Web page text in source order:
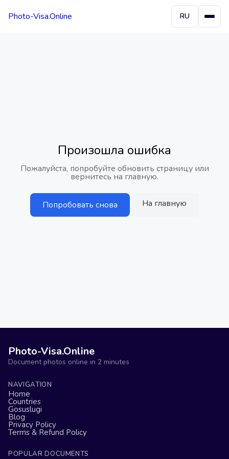
Photo-Visa.Online RU
Произошла ошибка
Пожалуйста, попробуйте обновить страницу или
вернитесь на главную.
Попробовать снова На главную
Photo-Visa.Online
Document photos online in 2 minutes
NAVIGATION
Home
Countries
Gosuslugi
Blog
Privacy Policy
Terms & Refund Policy
POPULAR DOCUMENTS